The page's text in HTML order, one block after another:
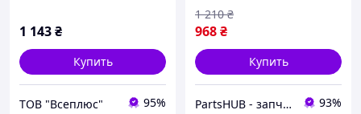
1 143₴
Купить
ТОВ "Всеплюс" 95%
968₴
1 210 ₴
Купить
PartsHUB - запчастини на Телефони (Дисплей / Акумулятор / Шлейф-Плати) 93%